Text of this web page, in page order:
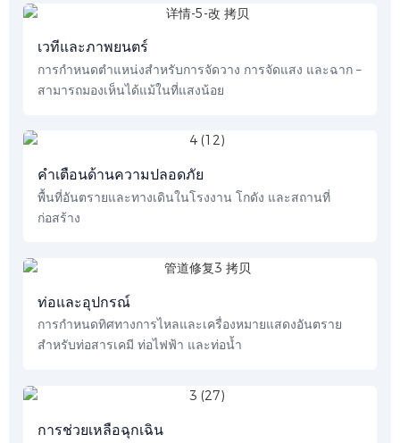
เวทีและภาพยนตร์
การกำหนดตำแหน่งสำหรับการจัดวาง การจัดแสง และฉาก –
สามารถมองเห็นได้แม้ในที่แสงน้อย
คำเตือนด้านความปลอดภัย
พื้นที่อันตรายและทางเดินในโรงงาน โกดัง และสถานที่
ก่อสร้าง
ท่อและอุปกรณ์
การกำหนดทิศทางการไหลและเครื่องหมายแสดงอันตราย
สำหรับท่อสารเคมี ท่อไฟฟ้า และท่อน้ำ
การช่วยเหลือฉุกเฉิน